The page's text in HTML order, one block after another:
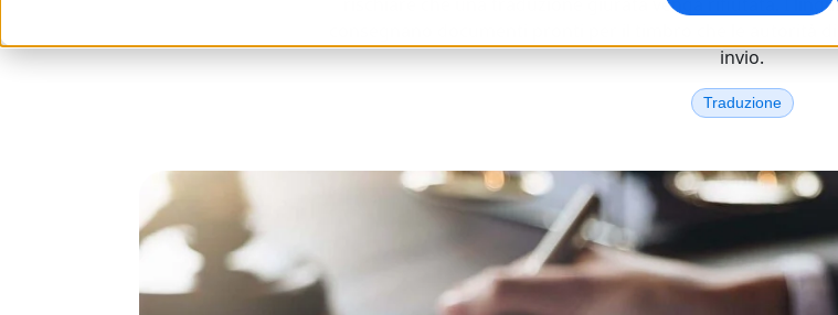
consegnano documenti pronti per il timbro che le autorità
invio.
Traduzione